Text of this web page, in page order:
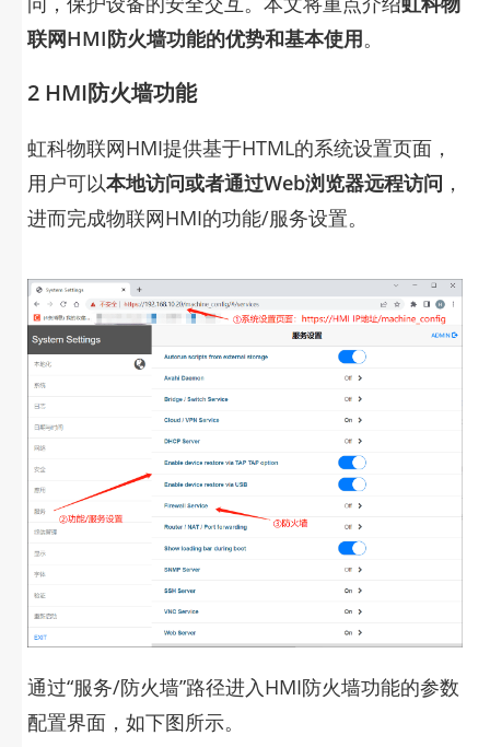
联网HMI防火墙功能的优势和基本使用。
2 HMI防火墙功能
虹科物联网HMI提供基于HTML的系统设置页面，
用户可以本地访问或者通过Web浏览器远程访问 ，
进而完成物联网HMI的功能/服务设置。
通过“服务/防火墙”路径进入HMI防火墙功能的参数
配置界面，如下图所示。